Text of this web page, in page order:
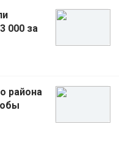
000 за
района